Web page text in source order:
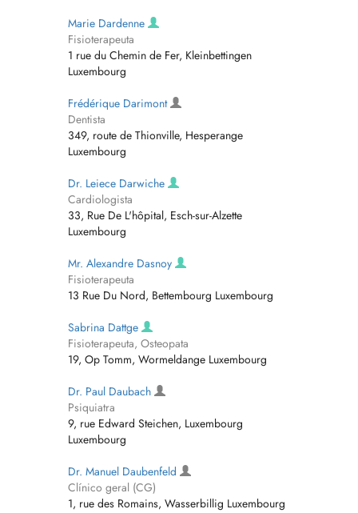
Marie Dardenne
Fisioterapeuta
1 rue du Chemin de Fer, Kleinbettingen
Luxembourg
Frédérique Darimont
Dentista
349, route de Thionville, Hesperange
Luxembourg
Dr. Leiece Darwiche
Cardiologista
33, Rue De L'hôpital, Esch-sur-Alzette
Luxembourg
Mr. Alexandre Dasnoy
Fisioterapeuta
13 Rue Du Nord, Bettembourg Luxembourg
Sabrina Dattge
Fisioterapeuta, Osteopata
19, Op Tomm, Wormeldange Luxembourg
Dr. Paul Daubach
Psiquiatra
9, rue Edward Steichen, Luxembourg
Luxembourg
Dr. Manuel Daubenfeld
Clínico geral (CG)
1, rue des Romains, Wasserbillig Luxembourg